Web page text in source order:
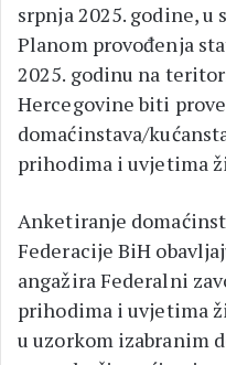
srpnja 2025. godine, u
Planom provođenja
2025. godinu na
Hercegovine biti
domaćinstava/
prihodima i uvjetima
Anketiranje
Federacije BiH
angažira Federalni
prihodima i uvjetima
u uzorkom izabranim